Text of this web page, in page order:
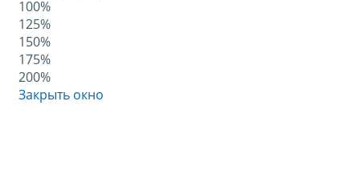
100%
125%
150%
175%
200%
Закрыть окно